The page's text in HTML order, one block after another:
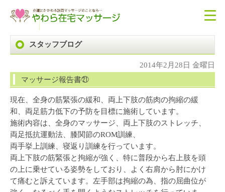
スタッフブログ
2014年2月28日 金曜日
マッサージ報告書㉑
現在、全身の筋緊張の緩和、両上下肢の筋肉の拘縮の緩
和、両足筋力低下の予防を目標に施術しています。
施術内容は、全身のマッサージ、両上下肢のストレッチ、
両足抵抗運動法、膝関節のROM訓練、
両手挙上訓練、寝返り訓練を行っています。
両上下肢の筋緊張と拘縮が強く、特に普段から右上肢を頭
の上に乗せている姿勢をしており、よく右肩から肘にかけ
て痛むと訴えています。左手部は拘縮の為、指の屈曲位が